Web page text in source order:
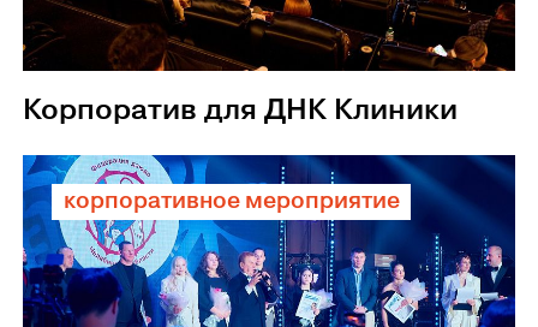
Корпоратив для ДНК Клиники
корпоративное мероприятие